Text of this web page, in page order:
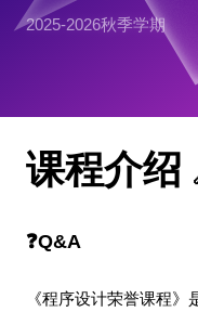
2025-2026秋季学期
课程介绍
Q&A
《程序设计荣誉课程